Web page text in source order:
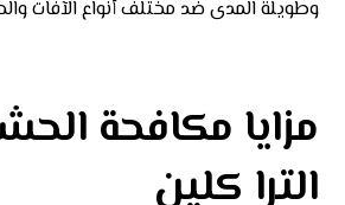
وطويلة المدى ضد مختلف أنواع الآفات
مزايا مكافحة
الترا كلين